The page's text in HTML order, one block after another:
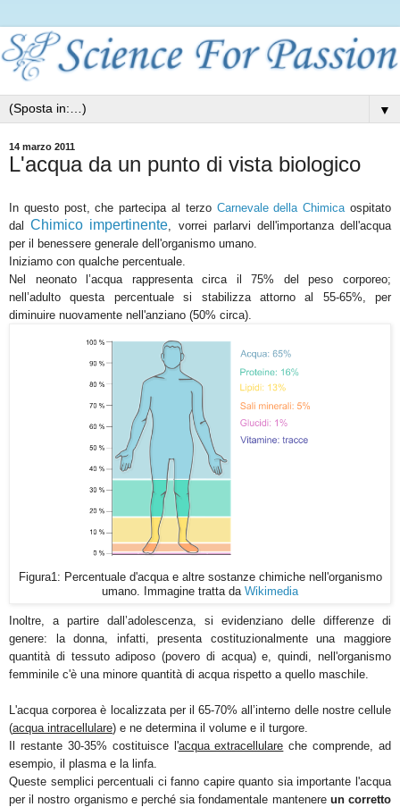
▼
14 marzo 2011
L'acqua da un punto di vista biologico
In questo post, che partecipa al terzo Carnevale della Chimica ospitato
dalChimico impertinente , vorrei parlarvi dell'importanza dell'acqua
per il benessere generale dell'organismo umano.
Iniziamo con qualche percentuale.
Nel neonato l’acqua rappresenta circa il 75% del peso corporeo;
nell’adulto questa percentuale si stabilizza attorno al 55-65%, per
diminuire nuovamente nell'anziano (50% circa).
Figura1: Percentuale d'acqua e altre sostanze chimiche nell'organismo
umano. Immagine tratta da Wikimedia
Inoltre, a partire dall’adolescenza, si evidenziano delle differenze di
genere: la donna, infatti, presenta costituzionalmente una maggiore
quantità di tessuto adiposo (povero di acqua) e, quindi, nell'organismo
femminile c'è una minore quantità di acqua rispetto a quello maschile.
L'acqua corporea è localizzata per il 65-70% all’interno delle nostre cellule
(acqua intracellulare) e ne determina il volume e il turgore.
Il restante 30-35% costituisce l'acqua extracellulare che comprende, ad
esempio, il plasma e la linfa.
Queste semplici percentuali ci fanno capire quanto sia importante l'acqua
per il nostro organismo e perché sia fondamentale mantenereun corretto